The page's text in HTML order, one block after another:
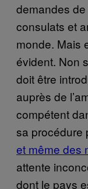
demandes
consulats et
monde. Mais
évident. Non
doit être
auprès de
compétent
sa procédure
et même des
attente
dont le pays